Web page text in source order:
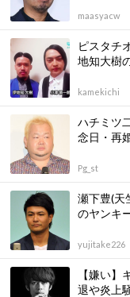
maasyacw
ピスタチ
地知大樹
kamekichi
ハチミツ
念日・再
Pg_st
瀬下豊(天
のヤンキ
yujitake226
【嫌い
退や炎上